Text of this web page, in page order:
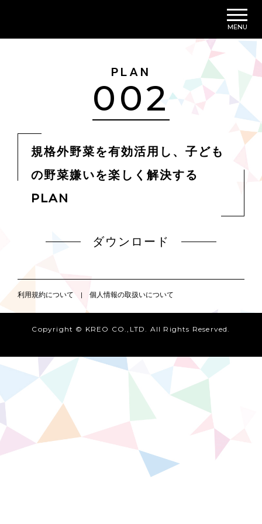
MENU
PLAN
002
規格外野菜を有効活用し、子ども
の野菜嫌いを楽しく解決する
PLAN
ダウンロード
利用規約について | 個人情報の取扱いについて
Copyright © KREO CO.,LTD. All Rights Reserved.